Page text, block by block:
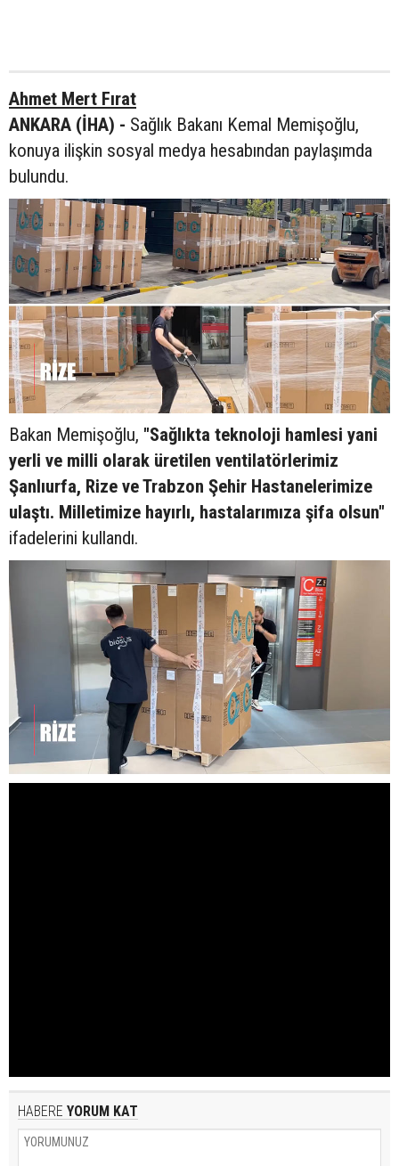
Ahmet Mert Fırat
ANKARA (İHA) - Sağlık Bakanı Kemal Memişoğlu,
konuya ilişkin sosyal medya hesabından paylaşımda
bulundu.
Bakan Memişoğlu, "Sağlıkta teknoloji hamlesi yani
yerli ve milli olarak üretilen ventilatörlerimiz
Şanlıurfa, Rize ve Trabzon Şehir Hastanelerimize
ulaştı. Milletimize hayırlı, hastalarımıza şifa olsun"
ifadelerini kullandı.
HABERE YORUM KAT